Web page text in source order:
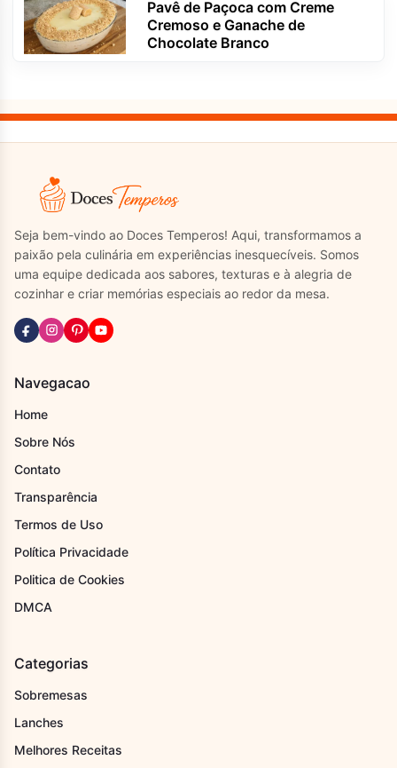
Pavê de Paçoca com Creme
Cremoso e Ganache de
Chocolate Branco
Seja bem-vindo ao Doces Temperos! Aqui, transformamos a
paixão pela culinária em experiências inesquecíveis. Somos
uma equipe dedicada aos sabores, texturas e à alegria de
cozinhar e criar memórias especiais ao redor da mesa.
Navegacao
Home
Sobre Nós
Contato
Transparência
Termos de Uso
Política Privacidade
Politica de Cookies
DMCA
Categorias
Sobremesas
Lanches
Melhores Receitas